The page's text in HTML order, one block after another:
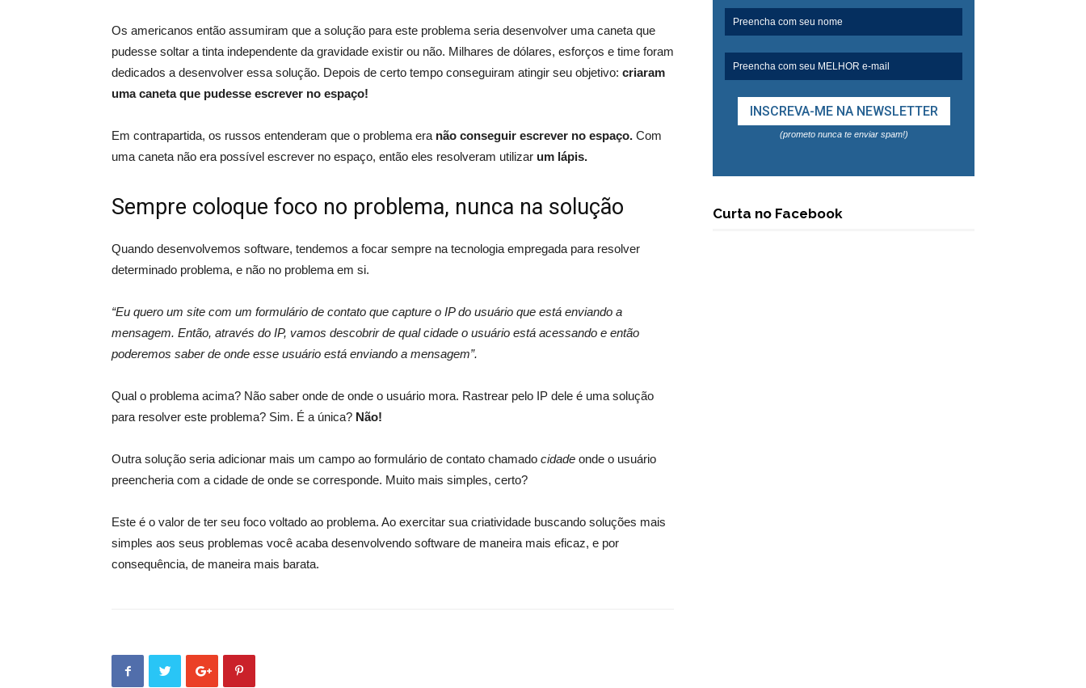
Os americanos então assumiram que a solução para este problema seria desenvolver uma caneta que
pudesse soltar a tinta independente da gravidade existir ou não. Milhares de dólares, esforços e time foram
dedicados a desenvolver essa solução. Depois de certo tempo conseguiram atingir seu objetivo: criaram
uma caneta que pudesse escrever no espaço!
Em contrapartida, os russos entenderam que o problema era não conseguir escrever no espaço. Com
uma caneta não era possível escrever no espaço, então eles resolveram utilizar um lápis.
Sempre coloque foco no problema, nunca na solução
Quando desenvolvemos software, tendemos a focar sempre na tecnologia empregada para resolver
determinado problema, e não no problema em si.
“Eu quero um site com um formulário de contato que capture o IP do usuário que está enviando a
mensagem. Então, através do IP, vamos descobrir de qual cidade o usuário está acessando e então
poderemos saber de onde esse usuário está enviando a mensagem”.
Qual o problema acima? Não saber onde de onde o usuário mora. Rastrear pelo IP dele é uma solução
para resolver este problema? Sim. É a única? Não!
Outra solução seria adicionar mais um campo ao formulário de contato chamado cidade onde o usuário
preencheria com a cidade de onde se corresponde. Muito mais simples, certo?
Este é o valor de ter seu foco voltado ao problema. Ao exercitar sua criatividade buscando soluções mais
simples aos seus problemas você acaba desenvolvendo software de maneira mais eficaz, e por
consequência, de maneira mais barata.
(prometo nunca te enviar spam!)
Curta no Facebook